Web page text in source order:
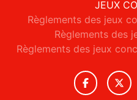
JEUX
Règlements des jeux
Règlements des
Règlements des jeux